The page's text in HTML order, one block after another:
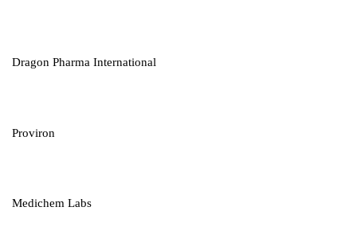
Dragon Pharma International
Proviron
Medichem Labs